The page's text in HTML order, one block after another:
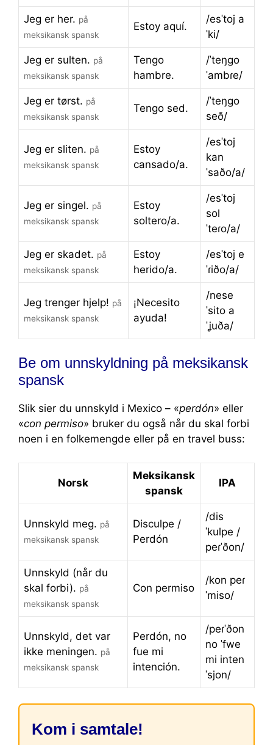
Jeg er her. på
meksikansk spansk
Estoy aquí.
/esˈtoj a
ˈki/
Jeg er sulten. på
meksikansk spansk
Tengo
hambre.
/ˈteŋɡo
ˈambɾe/
Jeg er tørst. på
meksikansk spansk
Tengo sed.
/ˈteŋɡo
seð/
Jeg er sliten. på
meksikansk spansk
Estoy
cansado/a.
/esˈtoj
kan
ˈsaðo/a/
Jeg er singel. på
meksikansk spansk
Estoy
soltero/a.
/esˈtoj
sol
ˈteɾo/a/
Jeg er skadet. på
meksikansk spansk
Estoy
herido/a.
/esˈtoj e
ˈɾiðo/a/
Jeg trenger hjelp! på
meksikansk spansk
¡Necesito
ayuda!
/nese
ˈsito a
ˈʝuða/
Be om unnskyldning på meksikansk
spansk
Slik sier du unnskyld i Mexico – «perdón» eller
«con permiso» bruker du også når du skal forbi
noen i en folkemengde eller på en travel buss:
Norsk
Meksikansk
spansk
IPA
Unnskyld meg. på
meksikansk spansk
Disculpe /
Perdón
/dis
ˈkulpe /
peɾˈðon/
Unnskyld (når du
skal forbi). på
meksikansk spansk
Con permiso
/kon peɾ
ˈmiso/
Unnskyld, det var
ikke meningen. på
meksikansk spansk
Perdón, no
fue mi
intención.
/peɾˈðon
no ˈfwe
mi inten
ˈsjon/
Kom i samtale!